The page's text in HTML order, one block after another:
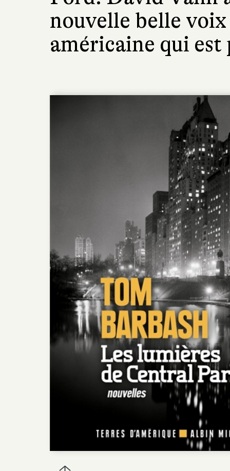
nouvelle belle
américaine qui est